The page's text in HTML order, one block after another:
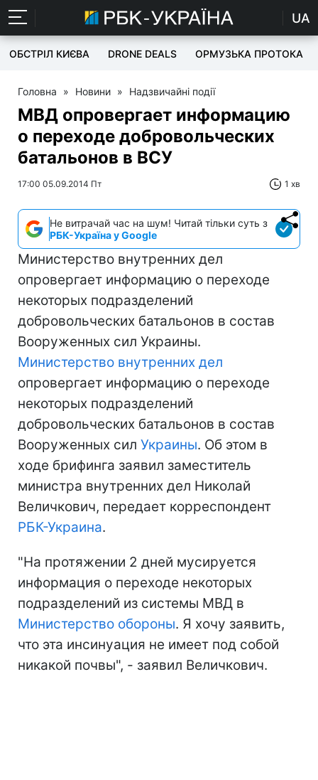
UA
ОБСТРІЛ КИЄВА DRONE DEALS ОРМУЗЬКА ПРОТОКА
Головна » Новини » Надзвичайні події
МВД опровергает информацию
о переходе добровольческих
батальонов в ВСУ
17:00 05.09.2014 Пт 1 хв
Не витрачай час на шум! Читай тільки суть з
РБК-Україна у Google
Министерство внутренних дел
опровергает информацию о переходе
некоторых подразделений
добровольческих батальонов в состав
Вооруженных сил Украины.
Министерство внутренних дел
опровергает информацию о переходе
некоторых подразделений
добровольческих батальонов в состав
Вооруженных сил Украины. Об этом в
ходе брифинга заявил заместитель
министра внутренних дел Николай
Величкович, передает корреспондент
РБК-Украина.
"На протяжении 2 дней мусируется
информация о переходе некоторых
подразделений из системы МВД в
Министерство обороны. Я хочу заявить,
что эта инсинуация не имеет под собой
никакой почвы", - заявил Величкович.